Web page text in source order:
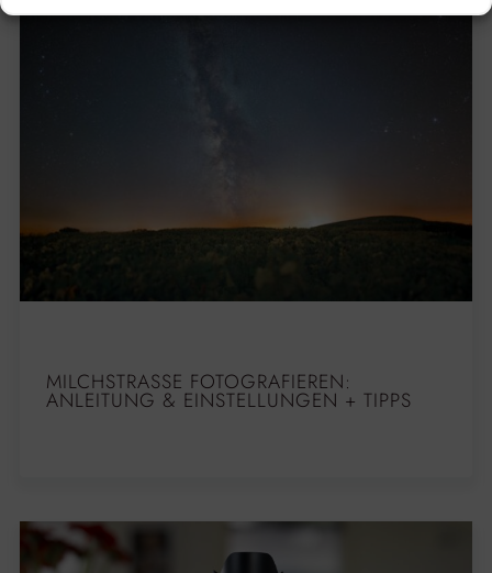
MILCHSTRASSE FOTOGRAFIEREN: A
NLEITUNG & EINSTELLUNGEN + TIPPS